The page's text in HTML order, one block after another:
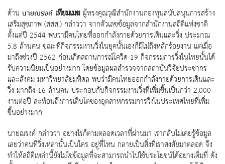
ด้าน นายณรงค์ เทียมเมฆผู้ทรงคุณวุฒิสำนักงานกองทุนสนับสนุนการสร้าง
เสริมสุขภาพ (สสส.) กล่าวว่า จากตัวเลขข้อมูลจากสำนักงานสถิติแห่งชาติ
ตั้งแต่ปี 2544 พบว่ามีคนไทยที่ออกกำลังกายด้วยการเดินและวิ่ง ประมาณ
5.8 ล้านคน ขณะที่กิจกรรมงานวิ่งในยุคนั้นเองก็มีไม่ถึงหลักร้อยงาน แต่เมื่อ
มาถึงช่วงปี 2562 ก่อนเกิดสถานการณ์โควิด-19 กิจกรรมการวิ่งในไทยนั้นได้
รับความนิยมเป็นอย่างมาก โดยข้อมูลผลสำรวจจากสถาบันวิจัยประชากร
และสังคม มหาวิทยาลัยมหิดล พบว่ามีคนไทยออกกำลังกายด้วยการเดินและ
วิ่ง มากถึง 16 ล้านคน ประกอบกับกิจกรรมงานวิ่งที่เพิ่มขึ้นเป็นกว่า 2,000
งานต่อปี สะท้อนถึงการเติบโตของอุตสาหกรรมการวิ่งในประเทศไทยที่เพิ่ม
ขึ้นอย่างมาก
นายณรงค์ กล่าวว่า อย่างไรก็ตามตลอดเวลาที่ผ่านมา เรากลับไม่เคยรู้ข้อมูล
เลยว่าคนที่วิ่งเหล่านั้นเป็นใคร อยู่ที่ไหน กลายเป็นสิ่งที่เราสงสัยมาตลอด จึง
ทำให้สถิติเหล่านี้ยังไม่ใช่ข้อมูลที่จะสามารถนำไปใช้ประโยชน์ได้อย่างเต็มที่ ดัง